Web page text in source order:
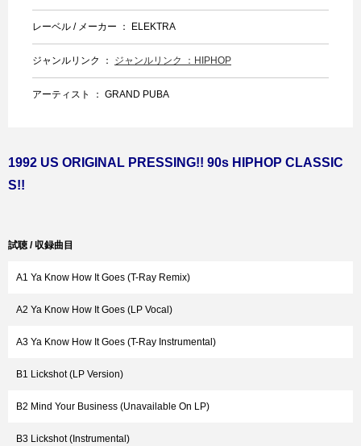
レーベル / メーカー ： ELEKTRA
ジャンルリンク ： ジャンルリンク ：HIPHOP
アーティスト ： GRAND PUBA
1992 US ORIGINAL PRESSING!! 90s HIPHOP CLASSIC
S!!
試聴 / 収録曲目
A1 Ya Know How It Goes (T-Ray Remix)
A2 Ya Know How It Goes (LP Vocal)
A3 Ya Know How It Goes (T-Ray Instrumental)
B1 Lickshot (LP Version)
B2 Mind Your Business (Unavailable On LP)
B3 Lickshot (Instrumental)